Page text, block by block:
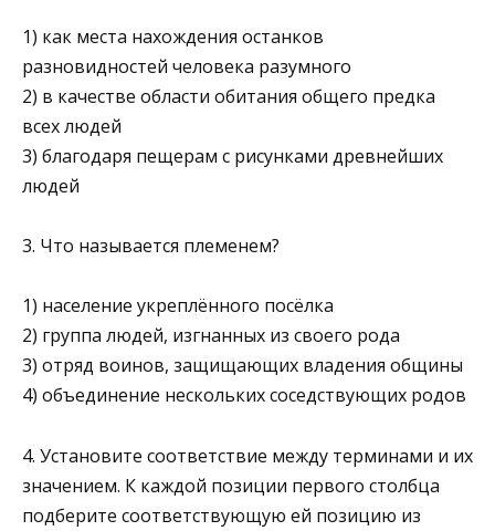
1) как места нахождения останков
разновидностей чело­века разумного
2) в качестве области обитания общего предка
всех людей
3) благодаря пещерам с рисунками древнейших
людей
3. Что называется племенем?
1) население укреплённого посёлка
2) группа людей, изгнанных из своего рода
3) отряд воинов, защищающих владения общины
4) объединение нескольких соседствующих родов
4. Установите соответствие между терминами и их
значени­ем. К каждой позиции первого столбца
подберите соответ­ствующую ей позицию из